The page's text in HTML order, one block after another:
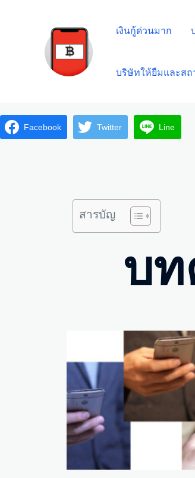
เงินกู้ด่วนมาก
บริษัทให้ยืมและสถ
Facebook Twitter Line
สารบัญ
บ